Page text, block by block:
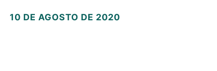
10 DE AGOSTO DE 2020